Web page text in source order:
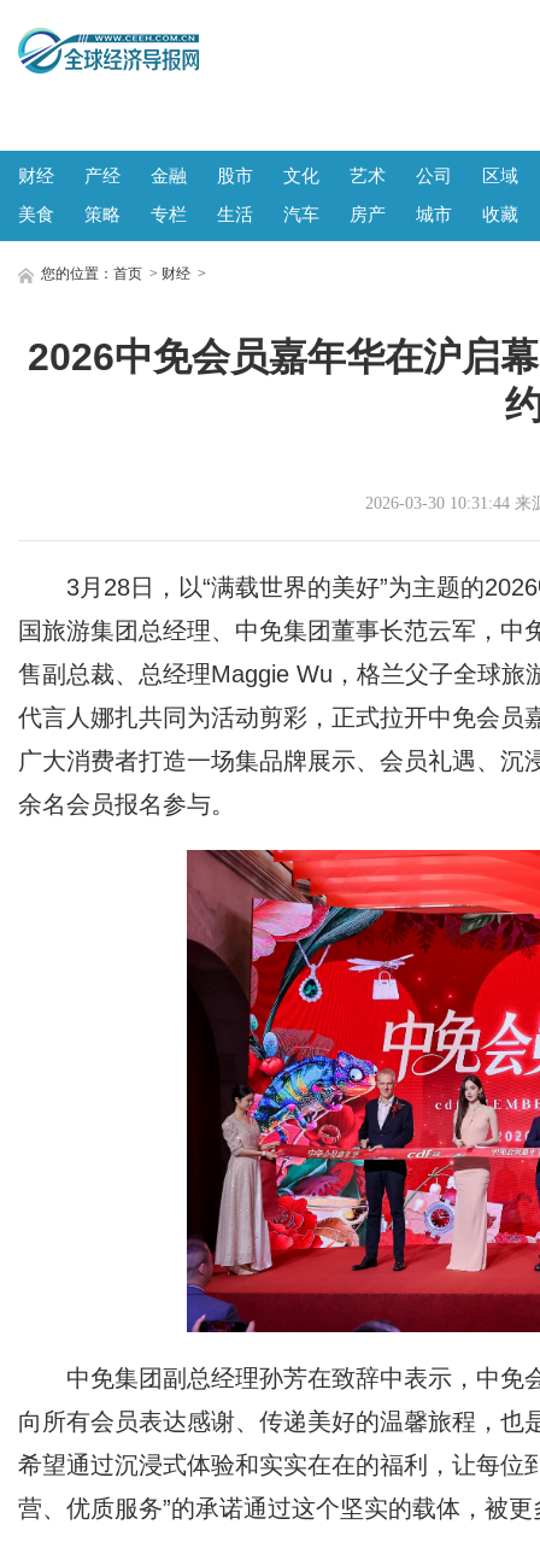
财经 产经 金融 股市 文化 艺术 公司
区域
美食
策略 专栏 生活 汽车 房产 城市 收藏
您的位置： 首页 > 财经 >
2026中免会员嘉年华在沪启
2026-03-30 10:31:44
3月28日，以“满载世界的美好”为主题的
国旅游集团总经理、中免集团董事长范云军，
售副总裁、总经理Maggie Wu，格兰父子全球
代言人娜扎共同为活动剪彩，正式拉开中免会
广大消费者打造一场集品牌展示、会员礼遇、
余名会员报名参与。
中免集团副总经理孙芳在致辞中表示，中
向所有会员表达感谢、传递美好的温馨旅程，
希望通过沉浸式体验和实实在在的福利，让每位
营、优质服务”的承诺通过这个坚实的载体，被